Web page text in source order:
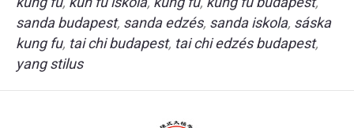
sanda budapest, sanda edzés, sanda iskola, sáska
kung fu, tai chi budapest, tai chi edzés budapest,
yang stilus